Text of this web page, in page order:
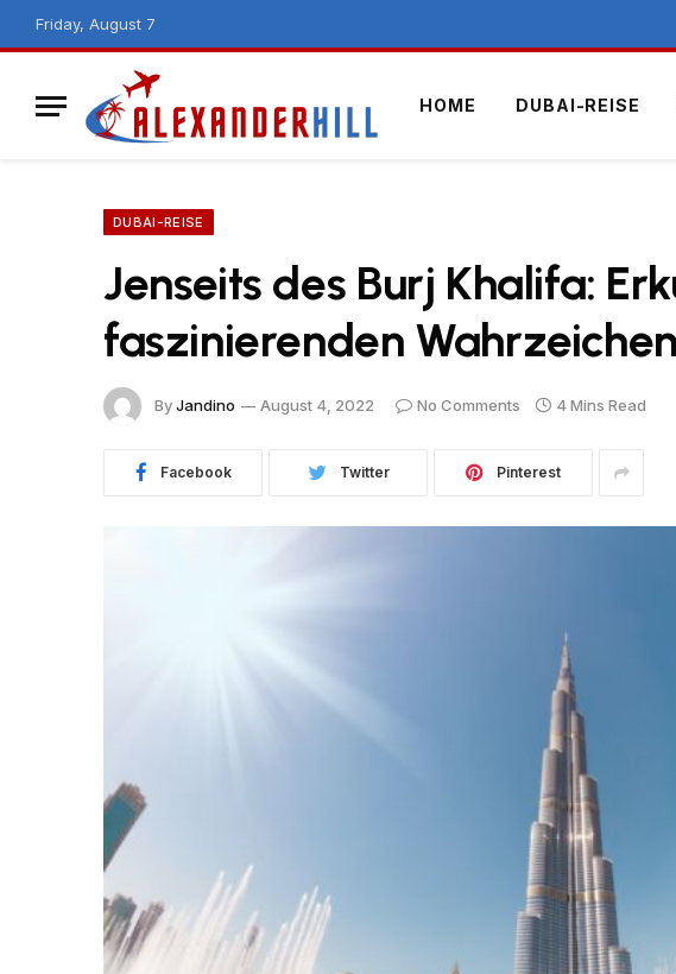
Friday, August 7
HOME DUBAI-REISE
DUBAI-REISE
Jenseits des Burj Khalifa:
faszinierenden
ByJandino August 4, 2022 No Comments 4 Mins Read
Facebook Twitter Pinterest